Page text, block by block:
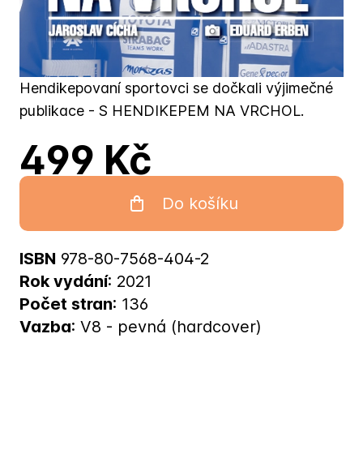
Hendikepovaní sportovci se dočkali výjimečné
publikace - S HENDIKEPEM NA VRCHOL.
499 Kč
Do košíku
ISBN 978-80-7568-404-2
Rok vydání: 2021
Počet stran: 136
Vazba: V8 - pevná (hardcover)